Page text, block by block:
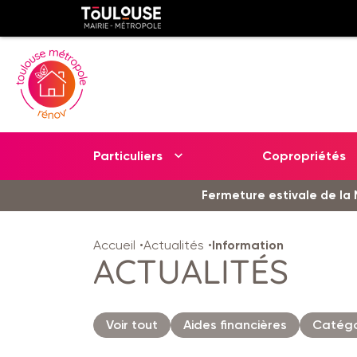
au
principal
Aller
à
Toulouse
métropole
Particuliers Copropriétés
Fermeture estivale de la
Accueil Actualités Information
ACTUALITÉS
Voir tout Aides financières
Gestion de vos préférences sur les cookies